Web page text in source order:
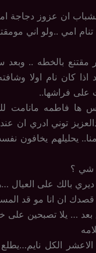
ان عزوز دجاجة
امي ..ولو اني
مقتنع بالخطه ..
كان نام اولا
على فراشها..
ها فاطمه مانامت
توني ادري
يحليلهم يخافون
شي ؟
بالك على العيال
ان انا مو قد
… يلا تصبحين على
الكل نايم…يطلع